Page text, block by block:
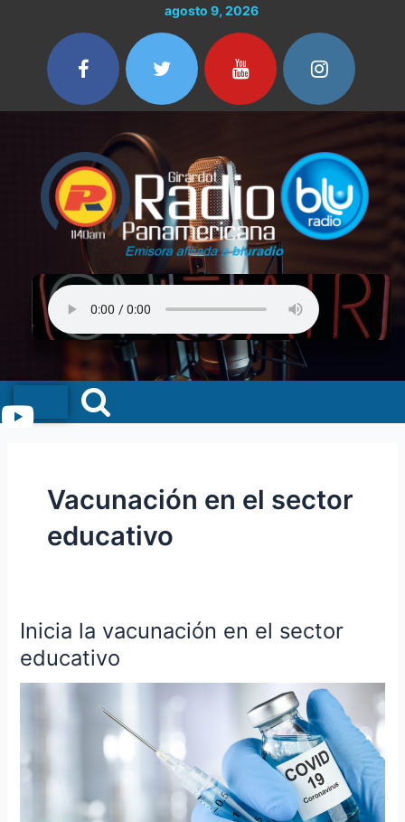
contenido
agosto 9, 2026
Menu
Vacunación en el sector
educativo
Inicia la vacunación en el sector
educativo
Inicia
vacunación